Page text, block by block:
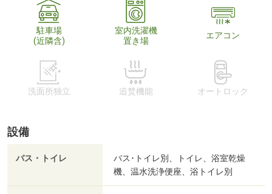
駐車場
(近隣含)
室内洗濯機
置き場
エアコン
洗面所独立 追焚機能 オートロック
設備
バス・トイレ
バス･トイレ別、トイレ、浴室乾燥
機、温水洗浄便座、浴トイレ別